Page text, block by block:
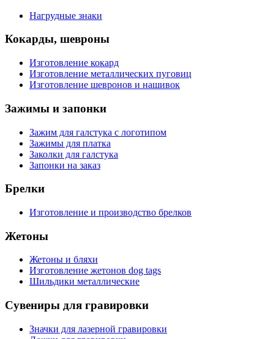
Нагрудные знаки
Кокарды, шевроны
Изготовление кокард
Изготовление металлических пуговиц
Изготовление шевронов и нашивок
Зажимы и запонки
Зажим для галстука с логотипом
Зажимы для платка
Заколки для галстука
Запонки на заказ
Брелки
Изготовление и производство брелков
Жетоны
Жетоны и бляхи
Изготовление жетонов dog tags
Шильдики металлические
Сувениры для гравировки
Значки для лазерной гравировки